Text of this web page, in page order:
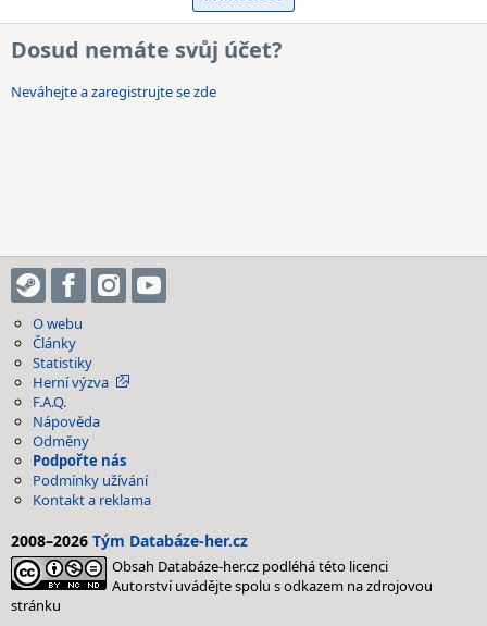
Dosud nemáte svůj účet?
Neváhejte a zaregistrujte se zde
O webu
Články
Statistiky
Herní výzva
F.A.Q.
Nápověda
Odměny
Podpořte nás
Podmínky užívání
Kontakt a reklama
2008–2026 Tým Databáze-her.cz
Obsah Databáze-her.cz podléhá této licenci
Autorství uvádějte spolu s odkazem na zdrojovou
stránku